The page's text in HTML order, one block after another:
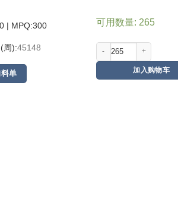
| MPQ:300
周):45148
单
可用数量: 265
加入购物车